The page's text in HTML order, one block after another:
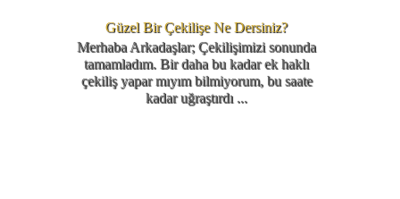
Güzel Bir Çekilişe Ne Dersiniz?
Merhaba Arkadaşlar; Çekilişimizi sonunda
tamamladım. Bir daha bu kadar ek haklı
çekiliş yapar mıyım bilmiyorum, bu saate
kadar uğraştırdı ...